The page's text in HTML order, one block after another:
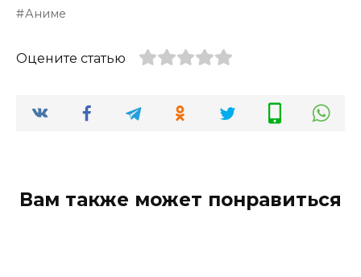
Аниме
Оцените статью
Вам также может понравиться